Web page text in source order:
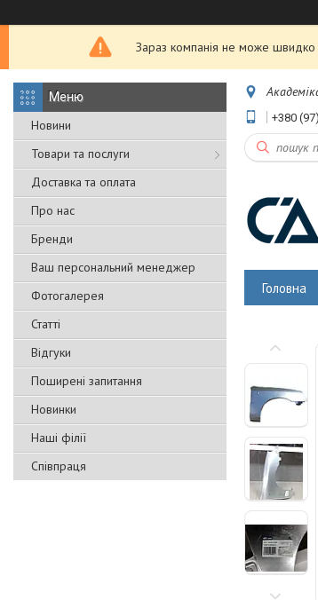
Зараз компанія не може швидко
Новини
Товари та послуги
Доставка та оплата
Про нас
Бренди
Ваш персональний менеджер
Фотогалерея
Статті
Відгуки
Поширені запитання
Новинки
Наші філії
Співпраця
+380
Головна